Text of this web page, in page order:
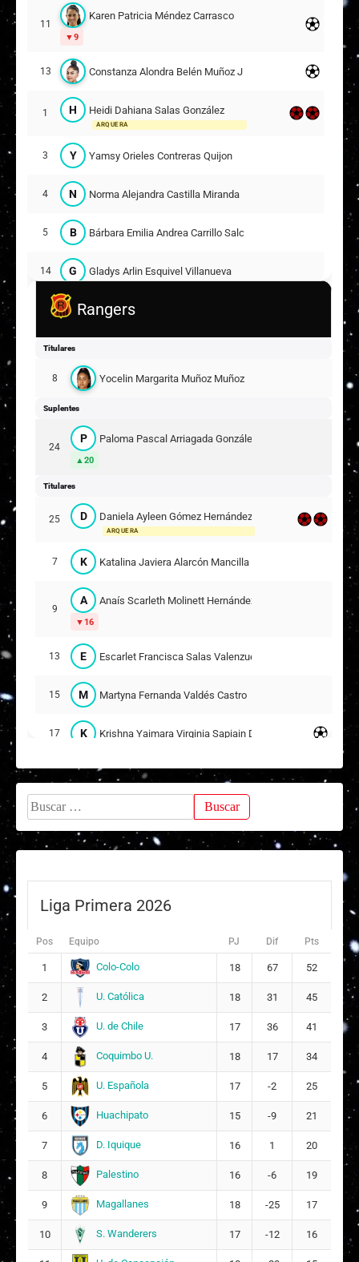
11
Karen Patricia Méndez Carrasco
9
13 Constanza Alondra Belén Muñoz Jiménez
1 H Heidi Dahiana Salas González
ARQUERA
3 Y Yamsy Orieles Contreras Quijon
4 N Norma Alejandra Castilla Miranda
5 B Bárbara Emilia Andrea Carrillo Salcedo
14 G Gladys Arlin Esquivel Villanueva
17 Y Yaremi Noriam Retamal Arriagada
Suplentes
C Camila Guissela Cazor Bravo
ARQUERA
E
Titulares
Nicole Alejandra Monrroy Morales
11
F Francisca Belén Sáez Soto
6
24
F Francesca Nocolett Cuadra Grandon
10
Rangers
Titulares
8 Yocelin Margarita Muñoz Muñoz
Suplentes
24
P Paloma Pascal Arriagada González
20
Titulares
25 D Daniela Ayleen Gómez Hernández
ARQUERA
7 K Katalina Javiera Alarcón Mancilla
9
A Anaís Scarleth Molinett Hernández
16
13 E Escarlet Francisca Salas Valenzuela
15 M Martyna Fernanda Valdés Castro
17 K Krishna Yaimara Virginia Sapiain Donoso
20
D Deyse Eskarlett Aguilera Romero
24
Suplentes
1 P Paula Andrea Sierra Lara
10
S Sofía Alejandra Valderrama Aliaga
C Camila Nazarena Alsina
Titulares
Y Yahel Anahis Saavedra Rivera
D
10
12
A Agustina Antonia Yamilet Medel Vera
4
Buscar:
Liga Primera 2026
Pos Equipo PJ Dif Pts
1 Colo-Colo 18 67 52
2 U. Católica 18 31 45
3 U. de Chile 17 36 41
4 Coquimbo U. 18 17 34
5 U. Española 17 -2 25
6 Huachipato 15 -9 21
7 D. Iquique 16 1 20
8 Palestino 16 -6 19
9 Magallanes 18 -25 17
10 S. Wanderers 17 -12 16